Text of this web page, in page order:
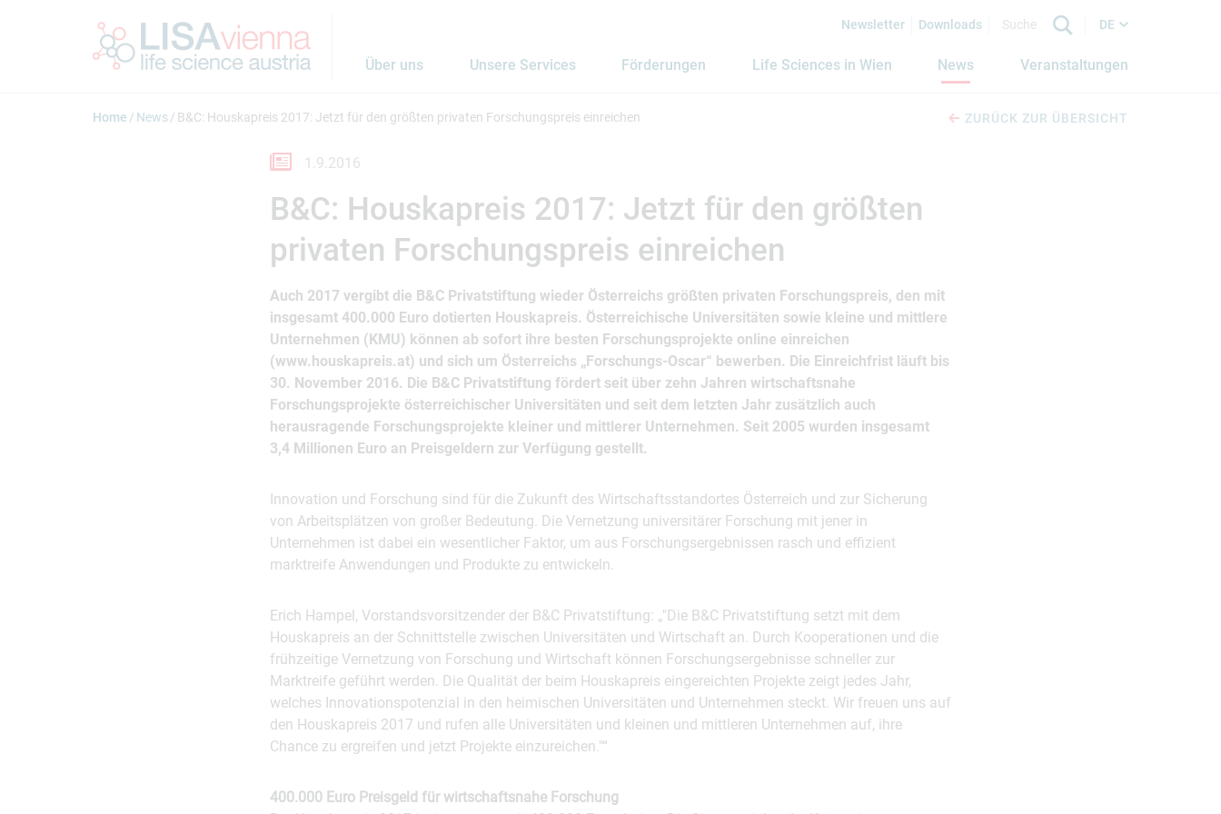
Newsletter Downloads DE
Über uns Unsere Services Förderungen Life Sciences in Wien News Veranstaltungen
Home News B&C: Houskapreis 2017: Jetzt für den größten privaten Forschungspreis einreichen ZURÜCK ZUR ÜBERSICHT
1.9.2016
B&C: Houskapreis 2017: Jetzt für den größten
privaten Forschungspreis einreichen
Auch 2017 vergibt die B&C Privatstiftung wieder Österreichs größten privaten Forschungspreis, den mit
insgesamt 400.000 Euro dotierten Houskapreis. Österreichische Universitäten sowie kleine und mittlere
Unternehmen (KMU) können ab sofort ihre besten Forschungsprojekte online einreichen
(www.houskapreis.at) und sich um Österreichs „Forschungs-Oscar“ bewerben. Die Einreichfrist läuft bis
30. November 2016. Die B&C Privatstiftung fördert seit über zehn Jahren wirtschaftsnahe
Forschungsprojekte österreichischer Universitäten und seit dem letzten Jahr zusätzlich auch
herausragende Forschungsprojekte kleiner und mittlerer Unternehmen. Seit 2005 wurden insgesamt
3,4 Millionen Euro an Preisgeldern zur Verfügung gestellt.
Innovation und Forschung sind für die Zukunft des Wirtschaftsstandortes Österreich und zur Sicherung
von Arbeitsplätzen von großer Bedeutung. Die Vernetzung universitärer Forschung mit jener in
Unternehmen ist dabei ein wesentlicher Faktor, um aus Forschungsergebnissen rasch und effizient
marktreife Anwendungen und Produkte zu entwickeln.
Erich Hampel, Vorstandsvorsitzender der B&C Privatstiftung: „"Die B&C Privatstiftung setzt mit dem
Houskapreis an der Schnittstelle zwischen Universitäten und Wirtschaft an. Durch Kooperationen und die
frühzeitige Vernetzung von Forschung und Wirtschaft können Forschungsergebnisse schneller zur
Marktreife geführt werden. Die Qualität der beim Houskapreis eingereichten Projekte zeigt jedes Jahr,
welches Innovationspotenzial in den heimischen Universitäten und Unternehmen steckt. Wir freuen uns auf
den Houskapreis 2017 und rufen alle Universitäten und kleinen und mittleren Unternehmen auf, ihre
Chance zu ergreifen und jetzt Projekte einzureichen."“
400.000 Euro Preisgeld für wirtschaftsnahe Forschung